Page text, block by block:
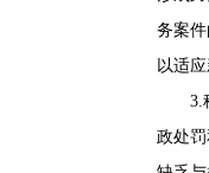
务案
以适应
3.税
政处